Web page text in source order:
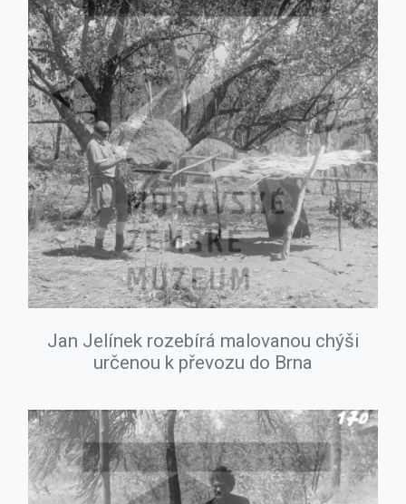
Jan Jelínek rozebírá malovanou chýši
určenou k převozu do Brna